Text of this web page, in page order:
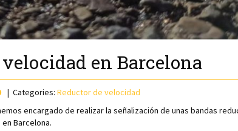
en Barcelona
Categories:Reductor de velocidad
encargado de realizar la señalización de unas bandas
Barcelona.